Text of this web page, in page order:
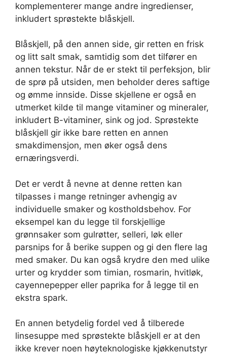
komplementerer mange andre ingredienser,
inkludert sprøstekte blåskjell.
Blåskjell, på den annen side, gir retten en frisk
og litt salt smak, samtidig som det tilfører en
annen tekstur. Når de er stekt til perfeksjon, blir
de sprø på utsiden, men beholder deres saftige
og ømme innside. Disse skjellene er også en
utmerket kilde til mange vitaminer og mineraler,
inkludert B-vitaminer, sink og jod. Sprøstekte
blåskjell gir ikke bare retten en annen
smakdimensjon, men øker også dens
ernæringsverdi.
Det er verdt å nevne at denne retten kan
tilpasses i mange retninger avhengig av
individuelle smaker og kostholdsbehov. For
eksempel kan du legge til forskjellige
grønnsaker som gulrøtter, selleri, løk eller
parsnips for å berike suppen og gi den flere lag
med smaker. Du kan også krydre den med ulike
urter og krydder som timian, rosmarin, hvitløk,
cayennepepper eller paprika for å legge til en
ekstra spark.
En annen betydelig fordel ved å tilberede
linsesuppe med sprøstekte blåskjell er at den
ikke krever noen høyteknologiske kjøkkenutstyr